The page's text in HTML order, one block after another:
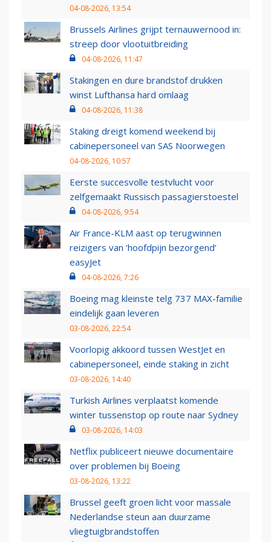
04-08-2026, 13:54
Brussels Airlines grijpt ternauwernood in:
streep door vlootuitbreiding
04-08-2026, 11:47
Stakingen en dure brandstof drukken
winst Lufthansa hard omlaag
04-08-2026, 11:38
Staking dreigt komend weekend bij
cabinepersoneel van SAS Noorwegen
04-08-2026, 10:57
Eerste succesvolle testvlucht voor
zelfgemaakt Russisch passagierstoestel
04-08-2026, 9:54
Air France-KLM aast op terugwinnen
reizigers van ‘hoofdpijn bezorgend’
easyJet
04-08-2026, 7:26
Boeing mag kleinste telg 737 MAX-familie
eindelijk gaan leveren
03-08-2026, 22:54
Voorlopig akkoord tussen WestJet en
cabinepersoneel, einde staking in zicht
03-08-2026, 14:40
Turkish Airlines verplaatst komende
winter tussenstop op route naar Sydney
03-08-2026, 14:03
Netflix publiceert nieuwe documentaire
over problemen bij Boeing
03-08-2026, 13:22
Brussel geeft groen licht voor massale
Nederlandse steun aan duurzame
vliegtuigbrandstoffen